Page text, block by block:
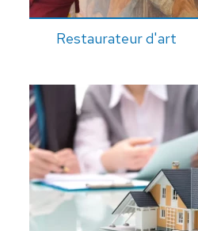
Restaurateur d'art